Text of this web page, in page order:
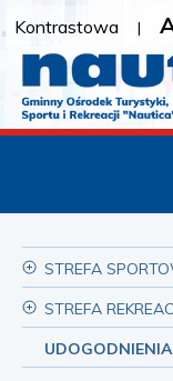
Kontrastowa |
STREFA
STREFA